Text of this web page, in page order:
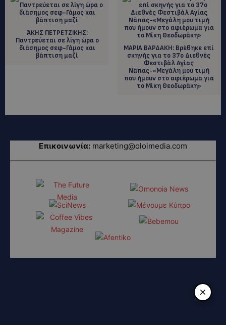
ΆΚΗΣ ΠΕΤΡΕΤΖΙΚΗΣ:
Παντρεύεται σε λίγη ώρα ο
διάσημος σεφ-Γάμος και
βάπτιση μαζί
ΜΑΡΙΑ ΒΑΡΔΑΚΗ: Βρέθηκε επί
σκηνής για το 37ο Διεθνές
Φεστιβάλ Αγίας
Νάπας-«Μεγάλη μου τιμή
που ήμουν στο αφιέρωμα για
το Μίκη Θεοδωράκη»
Επικοινωνία: marketing@oloimedia.com